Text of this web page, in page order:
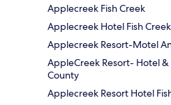
Applecreek Fish Creek
Applecreek Hotel Fish Creek
Applecreek Resort-Motel
AppleCreek Resort- Hotel
County
Applecreek Resort Hotel